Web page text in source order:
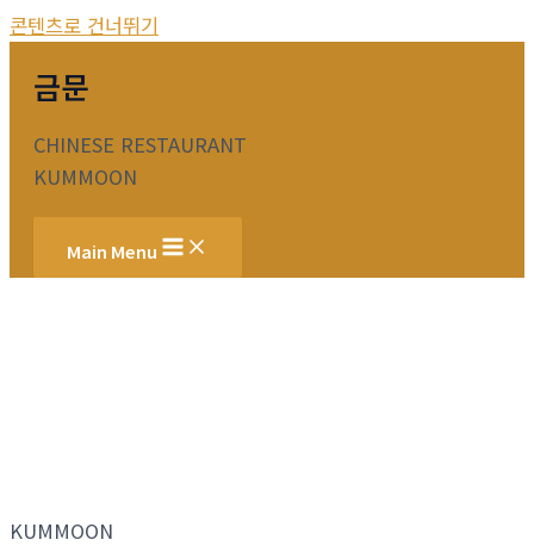
콘텐츠로 건너뛰기
금문
CHINESE RESTAURANT
KUMMOON
Main Menu
KUMMOON